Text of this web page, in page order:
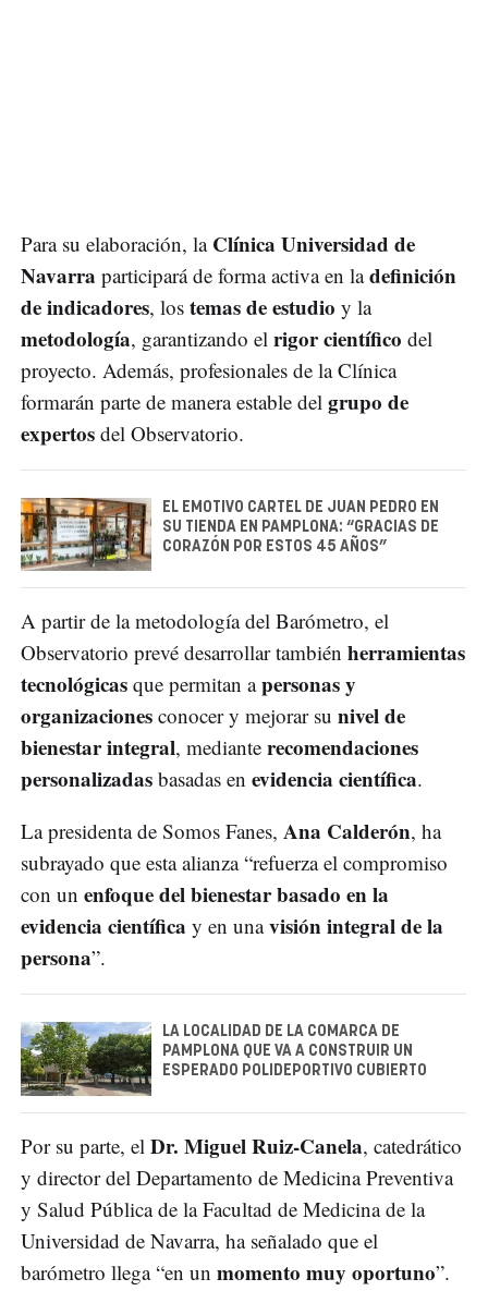
Para su elaboración, la Clínica Universidad de
Navarra participará de forma activa en ladefinición
de indicadores, los temas de estudio y la
metodología, garantizando el rigor científico del
proyecto. Además, profesionales de la Clínica
formarán parte de manera estable del grupo de
expertos del Observatorio.
EL EMOTIVO CARTEL DE JUAN PEDRO EN
SU TIENDA EN PAMPLONA: “GRACIAS DE
CORAZÓN POR ESTOS 45 AÑOS”
A partir de la metodología del Barómetro, el
Observatorio prevé desarrollar también herramientas
tecnológicas que permitan apersonas y
organizaciones conocer y mejorar su nivel de
bienestar integral, mediante recomendaciones
personalizadas basadas en evidencia científica.
La presidenta de Somos Fanes, Ana Calderón, ha
subrayado que esta alianza “refuerza el compromiso
con un enfoque del bienestar basado en la
evidencia científica y en unavisión integral de la
persona”.
LA LOCALIDAD DE LA COMARCA DE
PAMPLONA QUE VA A CONSTRUIR UN
ESPERADO POLIDEPORTIVO CUBIERTO
Por su parte, el Dr. Miguel Ruiz-Canela, catedrático
y director del Departamento de Medicina Preventiva
y Salud Pública de la Facultad de Medicina de la
Universidad de Navarra, ha señalado que el
barómetro llega “en un momento muy oportuno”.